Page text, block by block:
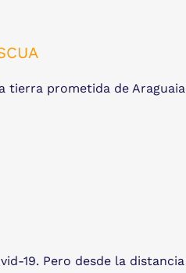
prometida de
19. Pero desde la